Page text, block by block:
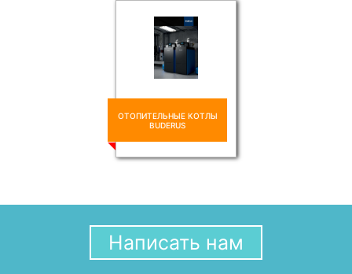
ОТОПИТЕЛЬНЫЕ КОТЛЫ
BUDERUS
Написать нам